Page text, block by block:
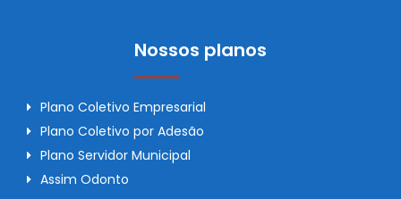
Nossos planos
Plano Coletivo Empresarial
Plano Coletivo por Adesão
Plano Servidor Municipal
Assim Odonto